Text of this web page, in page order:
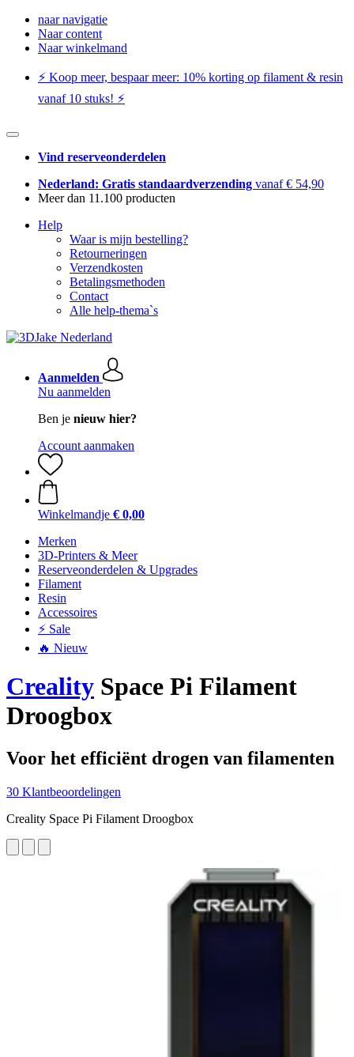
naar navigatie
Naar content
Naar winkelmand
⚡️ Koop meer, bespaar meer: ​​10% korting op filament & resin
vanaf 10 stuks! ⚡️
Vind reserveonderdelen
Nederland: Gratis standaardverzending vanaf € 54,90
Meer dan 11.100 producten
Help
Waar is mijn bestelling?
Retourneringen
Verzendkosten
Betalingsmethoden
Contact
Alle help-thema`s
Aanmelden
Nu aanmelden
Ben je nieuw hier?
Account aanmaken
Winkelmandje € 0,00
Merken
3D-Printers & Meer
Reserveonderdelen & Upgrades
Filament
Resin
Accessoires
⚡ Sale
🔥 Nieuw
Creality Space Pi Filament
Droogbox
Voor het efficiënt drogen van filamenten
30 Klantbeoordelingen
Creality Space Pi Filament Droogbox